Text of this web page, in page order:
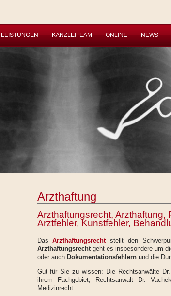
LEISTUNGEN KANZLEITEAM ONLINE NEWS
Arzthaftung
Arzthaftungsrecht, Arzthaftung,
Arztfehler, Kunstfehler,
DasArzthaftungsrechtstellt den
Arzthaftungsrecht geht es insbesondere um
oder auch Dokumentationsfehlernund die
Gut für Sie zu wissen: Die Rechtsanwälte
ihrem Fachgebiet, Rechtsanwalt Dr.
Medizinrecht.